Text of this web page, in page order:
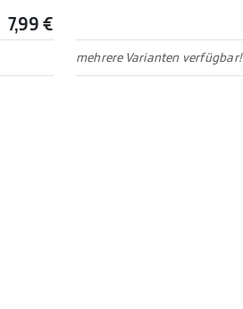
7,99 €
mehrere Varianten verfügbar!